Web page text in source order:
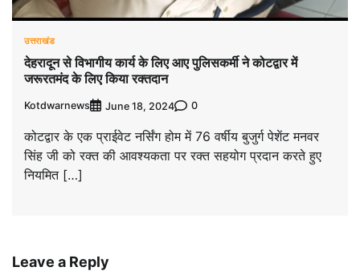
उत्तराखंड
देहरादून से विभागीय कार्य के लिए आए पुलिसकर्मी ने कोटद्वार में
जरूरतमंद के लिए किया रक्तदान
Kotdwarnews June 18, 2024 0
कोटद्वार के एक प्राईवेट नर्सिंग होम में 76 वर्षीय बुजुर्ग पेशेंट मनवर
सिंह जी को रक्त की आवश्यकता पर रक्त सहयोग प्रदान करते हुए
नियमित […]
Leave a Reply